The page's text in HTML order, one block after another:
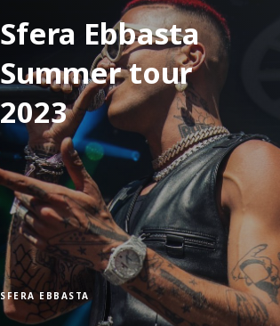
Sfera Ebbasta
Summer tour
2023
SFERA EBBASTA